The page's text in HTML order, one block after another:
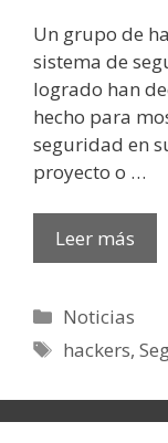
Un grupo de
sistema de
logrado han
hecho para
seguridad en
proyecto o …
Leer más
Categorías
Noticias
Etiquetas
hackers,